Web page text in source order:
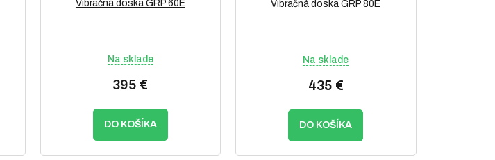
Vibračná doska GRP 60E
Na sklade
395 €
DO KOŠÍKA
Vibračná doska GRP 80E
Na sklade
435 €
DO KOŠÍKA